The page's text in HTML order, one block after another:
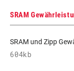
SRAM
SRAM und Zipp
604kb